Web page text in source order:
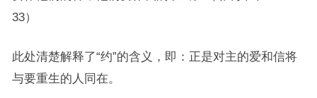
33）
此处清楚解释了“约”的含义，即：正是对主的爱和信将
与要重生的人同在。